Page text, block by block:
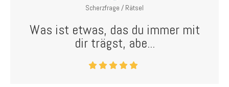
Scherzfrage / Rätsel
Was ist etwas, das du immer mit
dir trägst, abe...